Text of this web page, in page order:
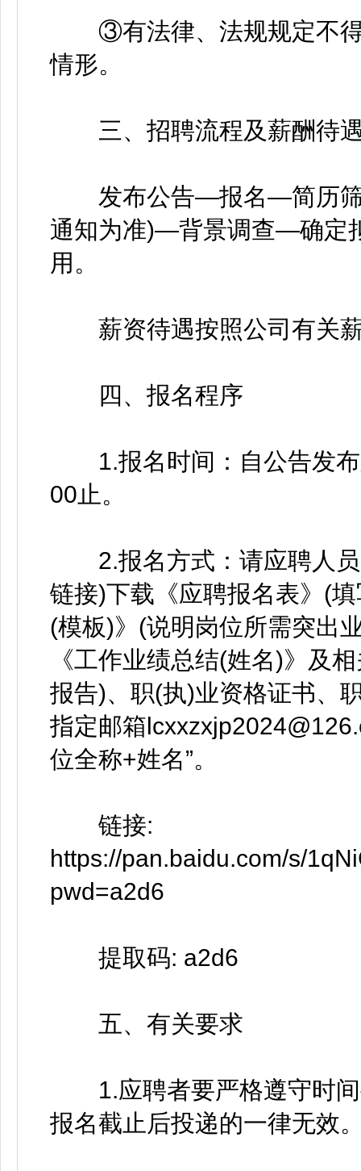
③有法律、法规规定不得
情形。
三、招聘流程及薪酬待
发布公告—报名—简历筛
通知为准)—背景调查—确
用。
薪资待遇按照公司有关薪
四、报名程序
1.报名时间：自公告发布
00止。
2.报名方式：请应聘人员
链接)下载《应聘报名表》(
(模板)》(说明岗位所需突出
《工作业绩总结(姓名)》及
报告)、职(执)业资格证书、
指定邮箱
位全称+姓名”。
链接:
https://pan.baidu.com/s/
pwd=a2d6
提取码: a2d6
五、有关要求
1.应聘者要严格遵守时间
报名截止后投递的一律无效